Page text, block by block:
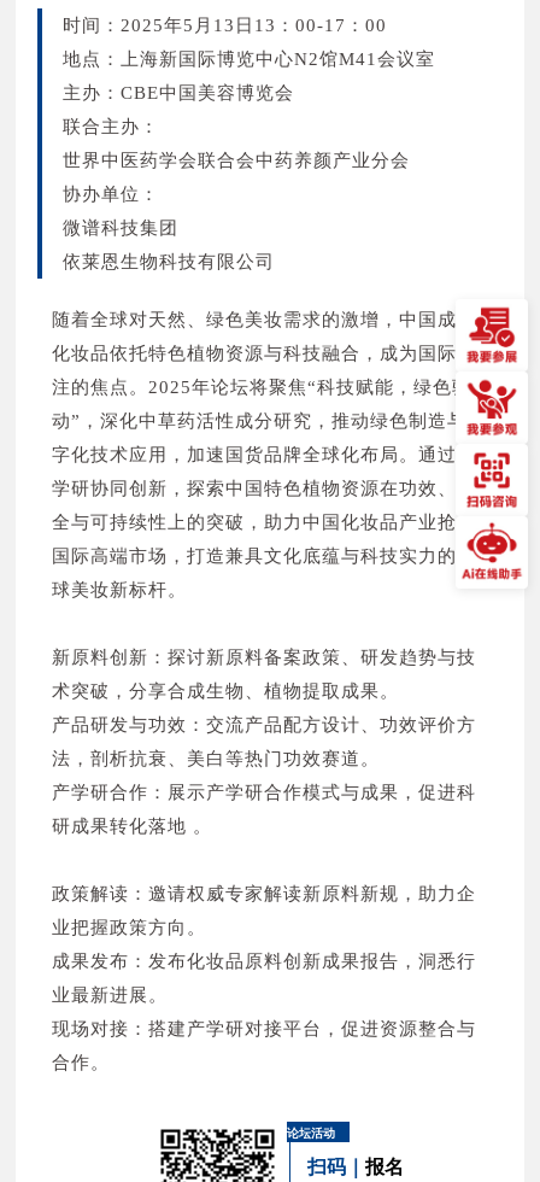
广州柏薇生物科技有限公司 N2V11
安阳蓝玫生物科技有限公司 N2E14
澳宝化妆品（惠州）有限公司 N2D14
东莞市百丽达生物科技有限公司 N2U06
广州市胜蔻生物科技有限公司 N2N15
惠州市升愈盛包装制品有限公司 N2V26
山东福瑞达生物股份有限公司 N2D12
珠海亿胜生物技术有限公司 N2K03
珠海市新高生物科技研究院有限公司 N2W36
华泽睿孚生物技术（广州）有限公司 N2K29
株式会社山洋 N2E19
联美图生物科技(大连)有限公司 N2E01
湖南尚道生物科技有限公司 N2R05
一妆美事（广州）科技有限公司 N2Q29
上海霞飞化妆品有限公司 N2K09
广州丽彦妆生物科技有限公司 N2H13
南通新世元生物科技有限公司 N2M01
昆山永青化妆品有限公司 N2L09
谷上美（上海）生物科技有限公司 N2W17
中科微针（北京）科技有限公司 N2W30
酷彩（广东）化妆品有限公司 N2L03
广州浩瀚国际贸易有限公司 N2W10
浙江上嘉色彩科技有限公司 N2W18
时间：2025年5月13日13：00-17：00
地点：上海新国际博览中心N2馆M41会议室
主办：CBE中国美容博览会
联合主办：
世界中医药学会联合会中药养颜产业分会
协办单位：
微谱科技集团
依莱恩生物科技有限公司
随着全球对天然、绿色美妆需求的激增，中国成分
化妆品依托特色植物资源与科技融合，成为国际关
注的焦点。2025年论坛将聚焦“科技赋能，绿色驱
动”，深化中草药活性成分研究，推动绿色制造与数
字化技术应用，加速国货品牌全球化布局。通过产
学研协同创新，探索中国特色植物资源在功效、安
全与可持续性上的突破，助力中国化妆品产业抢占
国际高端市场，打造兼具文化底蕴与科技实力的全
球美妆新标杆。
新原料创新：探讨新原料备案政策、研发趋势与技
术突破，分享合成生物、植物提取成果。
产品研发与功效：交流产品配方设计、功效评价方
法，剖析抗衰、美白等热门功效赛道。
产学研合作：展示产学研合作模式与成果，促进科
研成果转化落地 。
政策解读：邀请权威专家解读新原料新规，助力企
业把握政策方向。
成果发布：发布化妆品原料创新成果报告，洞悉行
业最新进展。
现场对接：搭建产学研对接平台，促进资源整合与
合作。
论坛活动
扫码｜ 报名